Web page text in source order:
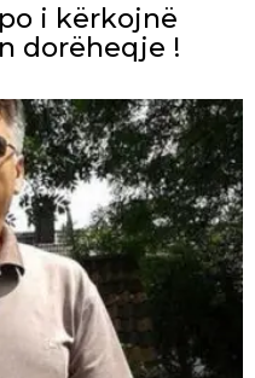
i kërkojnë
dorëheqje !